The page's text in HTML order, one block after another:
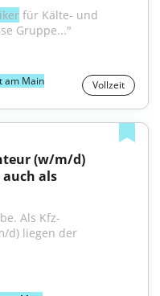
für Kälte- und
Gruppe..."
am Main Vollzeit
(w/m/d)
auch als
Als Kfz-
d) liegen der